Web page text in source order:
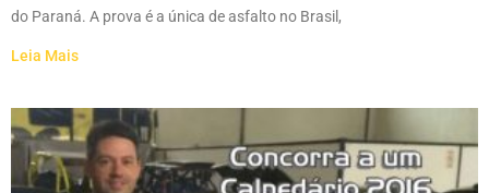
do Paraná. A prova é a única de asfalto no Brasil,
Leia Mais